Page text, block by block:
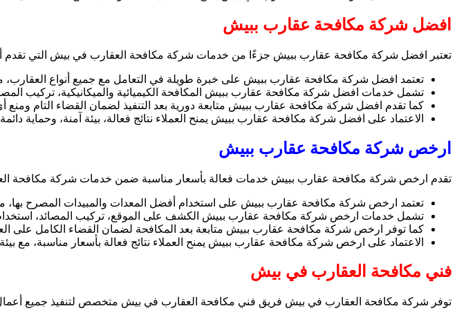
افضل شركة مكافحة عقارب ببيش
تعتبر افضل شركة مكافحة عقارب ببيش جزءًا من خدمات شركة مكافحة العقارب في بيش التي تقدم
تعتمد افضل شركة مكافحة عقارب ببيش على خبرة طويلة في التعامل مع جميع أنواع العقارب،
تشمل خدمات افضل شركة مكافحة عقارب ببيش المكافحة الكيميائية والميكانيكية، تركيب
كما تقدم افضل شركة مكافحة عقارب ببيش متابعة دورية بعد التنفيذ لضمان القضاء التام ومنع
الاعتماد على افضل شركة مكافحة عقارب ببيش يمنح العملاء نتائج فعالة، بيئة آمنة، وحماية
ارخص شركة مكافحة عقارب ببيش
تقدم ارخص شركة مكافحة عقارب ببيش خدمات فعالة بأسعار مناسبة ضمن خدمات شركة مكافحة
تعتمد ارخص شركة مكافحة عقارب ببيش على استخدام أفضل المعدات والمبيدات المصرح بها، مع
تشمل خدمات ارخص شركة مكافحة عقارب ببيش الكشف على الموقع، تركيب المصائد، استخدام
كما توفر ارخص شركة مكافحة عقارب ببيش متابعة بعد المكافحة لضمان القضاء الكامل على
الاعتماد على ارخص شركة مكافحة عقارب ببيش يمنح العملاء نتائج فعالة بأسعار مناسبة، مع
فني مكافحة العقارب في بيش
توفر شركة مكافحة العقارب في بيش فريق فني مكافحة العقارب في بيش متخصص لتنفيذ جميع أعمال